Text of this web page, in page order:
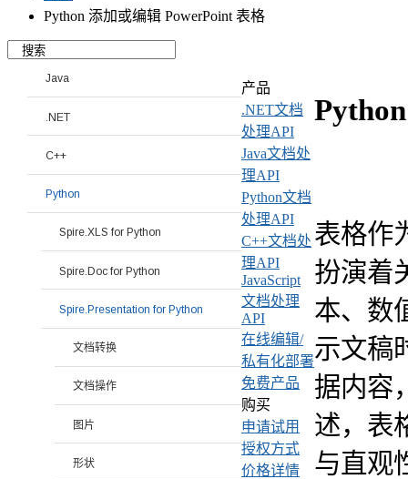
Python 添加或编辑 PowerPoint 表格
表格作
扮演着
本、数
示文稿
据内容
述，表
与直观
Java
.NET
C++
Python
Spire.XLS for Python
Spire.Doc for Python
Spire.Presentation for Python
文档转换
文档操作
图片
形状
产品
.NET文档
处理API
Java文档处
理API
Python文档
处理API
C++文档处
理API
JavaScript
文档处理
API
在线编辑/
私有化部署
免费产品
购买
申请试用
授权方式
价格详情